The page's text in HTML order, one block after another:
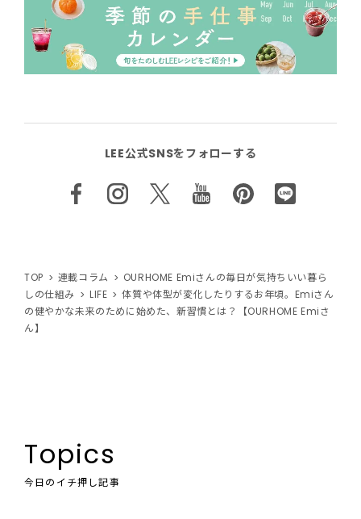
LEE公式SNSをフォローする
TOP 連載コラム
OURHOME Emiさんの毎日が気持ちいい暮ら
しの仕組み
LIFE
体質や体型が変化したりするお年頃。Emiさん
の健やかな未来のために始めた、新習慣とは？【OURHOME Emiさ
ん】
Topics
今日のイチ押し記事